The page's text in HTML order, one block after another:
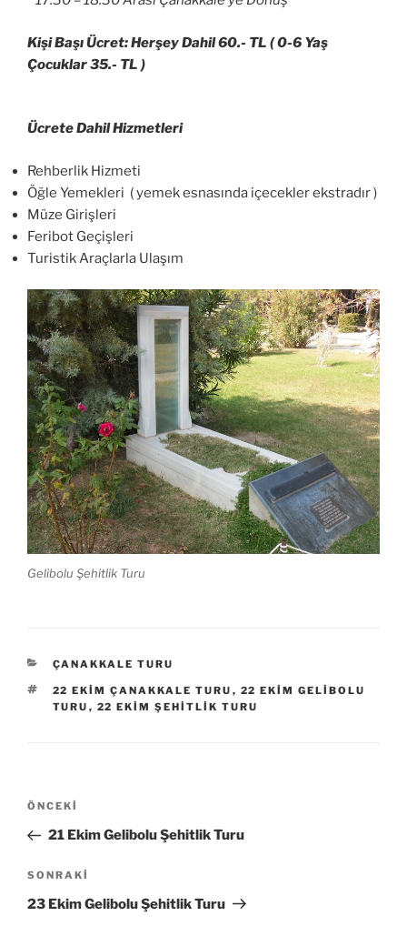
Kişi Başı Ücret: Herşey Dahil 60.- TL ( 0-6 Yaş
Çocuklar 35.- TL )
Ücrete Dahil Hizmetleri
Rehberlik Hizmeti
Öğle Yemekleri ( yemek esnasında içecekler ekstradır )
Müze Girişleri
Feribot Geçişleri
Turistik Araçlarla Ulaşım
Gelibolu Şehitlik Turu
KATEGORILER
ÇANAKKALE TURU
ETIKETLER
22 EKIM ÇANAKKALE TURU , 22 EKIM GELIBOLU
TURU , 22 EKIM ŞEHITLIK TURU
Yazı
Önceki
Yazı
ÖNCEKI
21 Ekim Gelibolu Şehitlik Turu
Sonraki
Yazı
SONRAKI
23 Ekim Gelibolu Şehitlik Turu